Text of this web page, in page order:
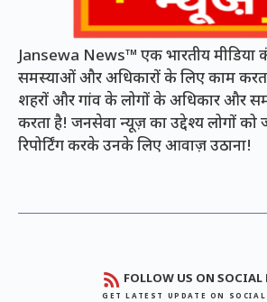
Jansewa News™ एक भारतीय मीडिया
समस्याओं और अधिकारों के लिए काम करता
शहरों और गांव के लोगों के अधिकार और
करता है! जनसेवा न्यूज़ का उद्देश्य लोगों को
रिपोर्टिंग करके उनके लिए आवाज़ उठाना!
FOLLOW US ON SOCIAL
GET LATEST UPDATE ON